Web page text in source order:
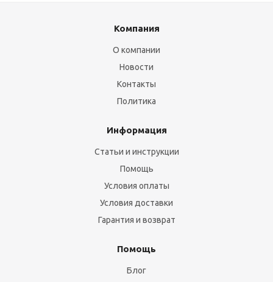
Компания
О компании
Новости
Контакты
Политика
Информация
Статьи и инструкции
Помощь
Условия оплаты
Условия доставки
Гарантия и возврат
Помощь
Блог